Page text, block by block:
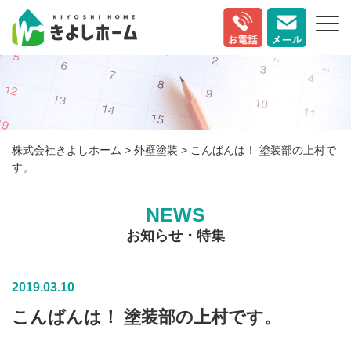
株式会社きよしホーム > 外壁塗装 > こんばんは！ 塗装部の上村で
す。
NEWS
お知らせ・特集
2019.03.10
こんばんは！ 塗装部の上村です。